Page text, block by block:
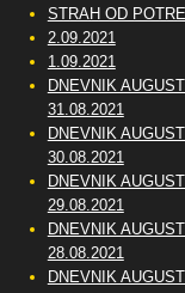
STRAH OD
2.09.2021
1.09.2021
DNEVNIK
31.08.2021
DNEVNIK
30.08.2021
DNEVNIK
29.08.2021
DNEVNIK
28.08.2021
DNEVNIK